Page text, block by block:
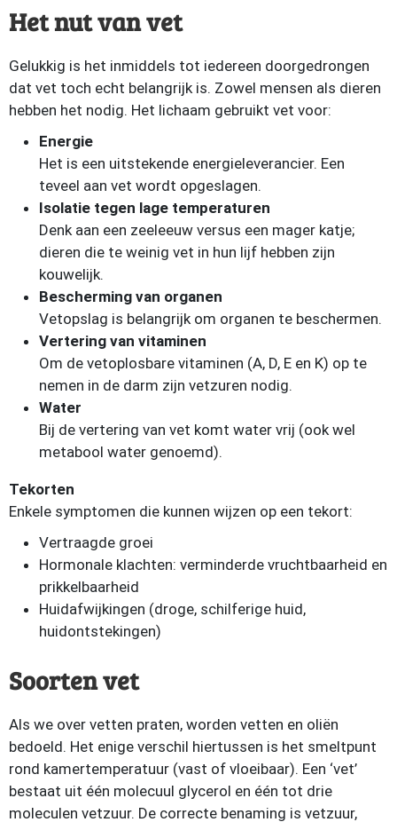
Het nut van vet
Gelukkig is het inmiddels tot iedereen doorgedrongen
dat vet toch echt belangrijk is. Zowel mensen als dieren
hebben het nodig. Het lichaam gebruikt vet voor:
Energie
Het is een uitstekende energieleverancier. Een
teveel aan vet wordt opgeslagen.
Isolatie tegen lage temperaturen
Denk aan een zeeleeuw versus een mager katje;
dieren die te weinig vet in hun lijf hebben zijn
kouwelijk.
Bescherming van organen
Vetopslag is belangrijk om organen te beschermen.
Vertering van vitaminen
Om de vetoplosbare vitaminen (A, D, E en K) op te
nemen in de darm zijn vetzuren nodig.
Water
Bij de vertering van vet komt water vrij (ook wel
metabool water genoemd).
Tekorten
Enkele symptomen die kunnen wijzen op een tekort:
Vertraagde groei
Hormonale klachten: verminderde vruchtbaarheid en
prikkelbaarheid
Huidafwijkingen (droge, schilferige huid,
huidontstekingen)
Soorten vet
Als we over vetten praten, worden vetten en oliën
bedoeld. Het enige verschil hiertussen is het smeltpunt
rond kamertemperatuur (vast of vloeibaar). Een ‘vet’
bestaat uit één molecuul glycerol en één tot drie
moleculen vetzuur. De correcte benaming is vetzuur,